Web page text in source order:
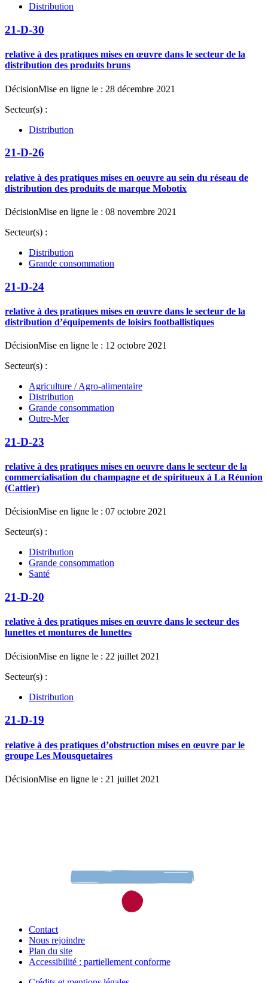
Distribution
21-D-30
relative à des pratiques mises en œuvre dans le secteur de la
distribution des produits bruns
DécisionMise en ligne le : 28 décembre 2021
Secteur(s) :
Distribution
21-D-26
relative à des pratiques mises en oeuvre au sein du réseau de
distribution des produits de marque Mobotix
DécisionMise en ligne le : 08 novembre 2021
Secteur(s) :
Distribution
Grande consommation
21-D-24
relative à des pratiques mises en œuvre dans le secteur de la
distribution d’équipements de loisirs footballistiques
DécisionMise en ligne le : 12 octobre 2021
Secteur(s) :
Agriculture / Agro-alimentaire
Distribution
Grande consommation
Outre-Mer
21-D-23
relative à des pratiques mises en oeuvre dans le secteur de la
commercialisation du champagne et de spiritueux à La Réunion
(Cattier)
DécisionMise en ligne le : 07 octobre 2021
Secteur(s) :
Distribution
Grande consommation
Santé
21-D-20
relative à des pratiques mises en œuvre dans le secteur des
lunettes et montures de lunettes
DécisionMise en ligne le : 22 juillet 2021
Secteur(s) :
Distribution
21-D-19
relative à des pratiques d’obstruction mises en œuvre par le
groupe Les Mousquetaires
DécisionMise en ligne le : 21 juillet 2021
Contact
Nous rejoindre
Plan du site
Accessibilité : partiellement conforme